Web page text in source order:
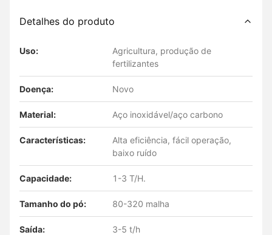
Detalhes do produto
Uso:
Agricultura, produção de
fertilizantes
Doença: Novo
Material: Aço inoxidável/aço carbono
Características:
Alta eficiência, fácil operação,
baixo ruído
Capacidade: 1-3 T/H.
Tamanho do pó: 80-320 malha
Saída: 3-5 t/h